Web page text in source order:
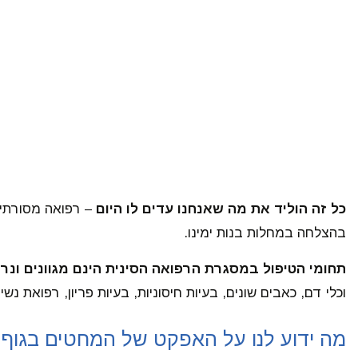
כל זה הוליד את מה שאנחנו עדים לו היום – רפואה
בהצלחה במחלות בנות ימינו.
תחומי הטיפול במסגרת הרפואה הסינית הינם מגוונים
וכלי דם, כאבים שונים, בעיות חיסוניות, בעיות פריון,
מה ידוע לנו על האפקט של המחטים